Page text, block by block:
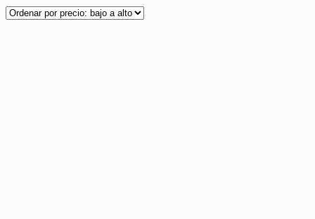
precio: